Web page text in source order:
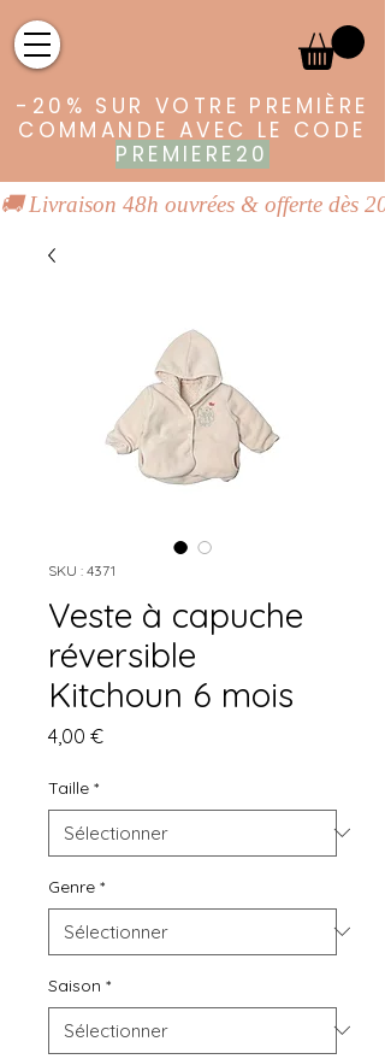
-20% SUR VOTRE PREMIÈRE
COMMANDE AVEC LE CODE
PREMIERE20
🚚 Livraison 48h ouvrées & offerte dès
SKU : 4371
Veste à capuche
réversible
Kitchoun 6 mois
4,00 €Prix
Taille *
Genre *
Saison *